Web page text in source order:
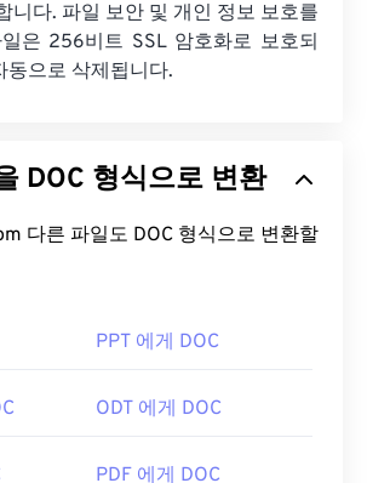
니다. 파일 보안 및 개인 정보 보호를
은 256비트 SSL 암호화로 보호되
동으로 삭제됩니다.
다른 파일을 DOC 형식으로 변환
도 DOC 형식으로 변환할
PPT 에게 DOC
ODT 에게 DOC
PDF 에게 DOC